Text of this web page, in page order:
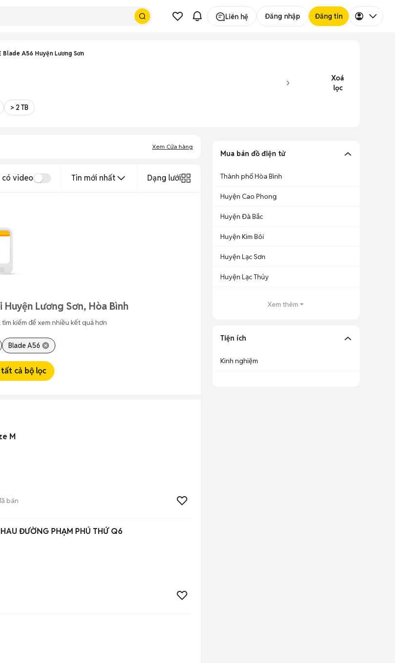
Liên hệ Đăng nhập Đăng tin
Blade A56 Huyện Lương Sơn
Xoá
lọc
> 2 TB
Xem Cửa hàng
có video Tin mới nhất Dạng lưới
Lương Sơn, Hòa Bình
kiếm để xem nhiều kết quả hơn
Blade A56
cả bộ lọc
M
bán
ĐƯỜNG PHẠM PHÚ THỨ Q6
Mua bán đồ điện tử
Thành phố Hòa Bình
Huyện Cao Phong
Huyện Đà Bắc
Huyện Kim Bôi
Huyện Lạc Sơn
Huyện Lạc Thủy
Xem thêm
Tiện ích
Kinh nghiệm